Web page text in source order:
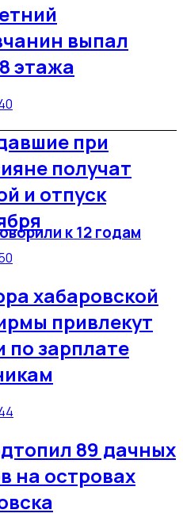
выпал
этажа
при
получат
и отпуск
хабаровской
привлекут
по зарплате
89 дачных
на островах
к 12 годам